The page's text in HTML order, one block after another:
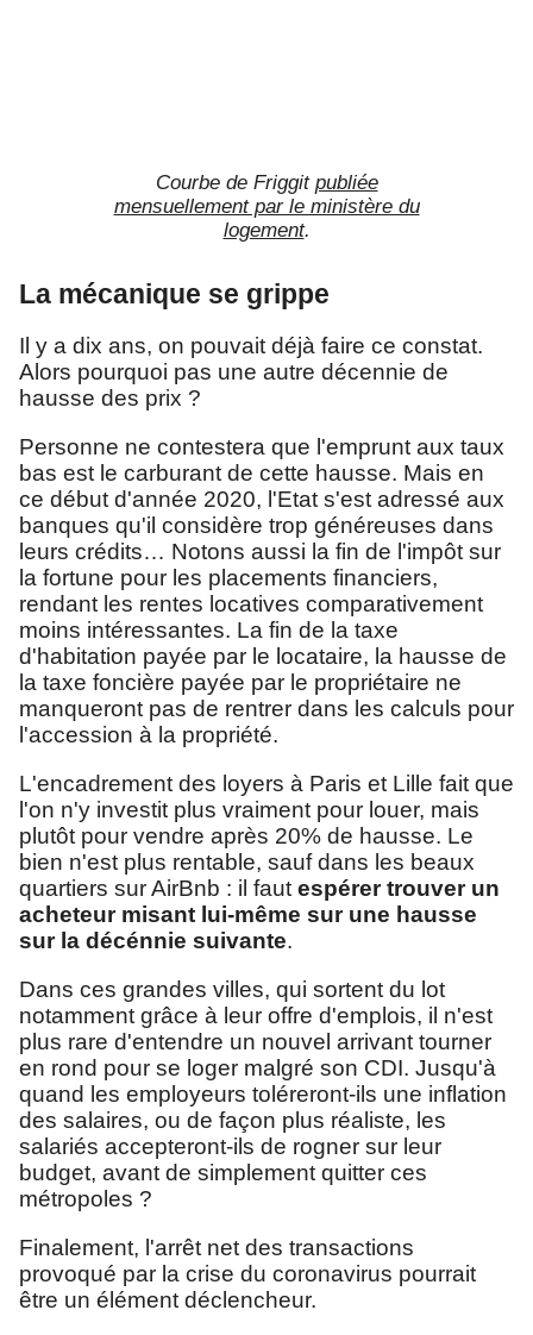
Courbe de Friggit publiée
mensuellement par le ministère du
logement.
La mécanique se grippe
Il y a dix ans, on pouvait déjà faire ce constat.
Alors pourquoi pas une autre décennie de
hausse des prix ?
Personne ne contestera que l'emprunt aux taux
bas est le carburant de cette hausse. Mais en
ce début d'année 2020, l'Etat s'est adressé aux
banques qu'il considère trop généreuses dans
leurs crédits… Notons aussi la fin de l'impôt sur
la fortune pour les placements financiers,
rendant les rentes locatives comparativement
moins intéressantes. La fin de la taxe
d'habitation payée par le locataire, la hausse de
la taxe foncière payée par le propriétaire ne
manqueront pas de rentrer dans les calculs pour
l'accession à la propriété.
L'encadrement des loyers à Paris et Lille fait que
l'on n'y investit plus vraiment pour louer, mais
plutôt pour vendre après 20% de hausse. Le
bien n'est plus rentable, sauf dans les beaux
quartiers sur AirBnb : il faut espérer trouver un
acheteur misant lui-même sur une hausse
sur la décénnie suivante.
Dans ces grandes villes, qui sortent du lot
notamment grâce à leur offre d'emplois, il n'est
plus rare d'entendre un nouvel arrivant tourner
en rond pour se loger malgré son CDI. Jusqu'à
quand les employeurs toléreront-ils une inflation
des salaires, ou de façon plus réaliste, les
salariés accepteront-ils de rogner sur leur
budget, avant de simplement quitter ces
métropoles ?
Finalement, l'arrêt net des transactions
provoqué par la crise du coronavirus pourrait
être un élément déclencheur.